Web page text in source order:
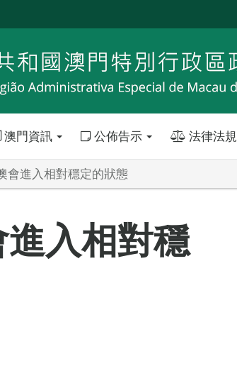
澳門資訊 公佈告示 法律法規
會進入相對穩定的狀態
入相對穩